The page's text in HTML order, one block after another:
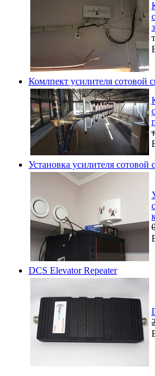
Комлпект усилителя сотовой
Установка усилителя сотовой
DCS Elevator Repeater